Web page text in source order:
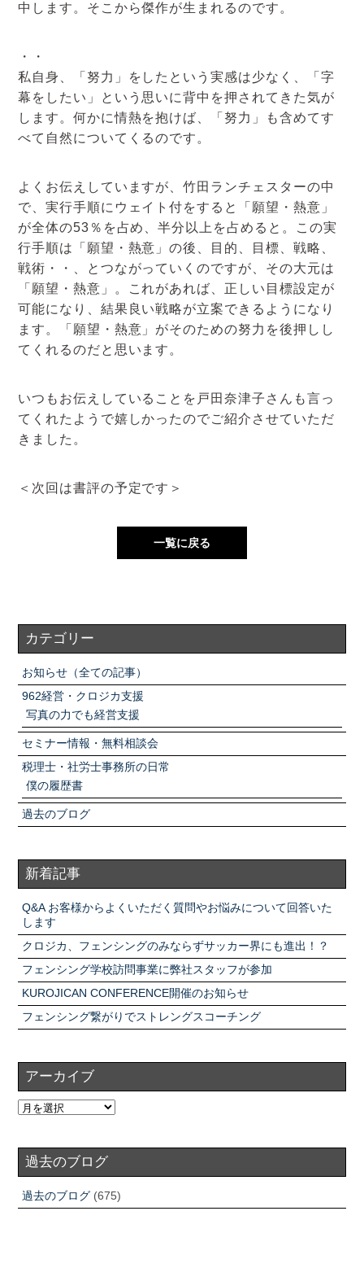
中します。そこから傑作が生まれるのです。
・・
私自身、「努力」をしたという実感は少なく、「字
幕をしたい」という思いに背中を押されてきた気が
します。何かに情熱を抱けば、「努力」も含めてす
べて自然についてくるのです。
よくお伝えしていますが、竹田ランチェスターの中
で、実行手順にウェイト付をすると「願望・熱意」
が全体の53％を占め、半分以上を占めると。この実
行手順は「願望・熱意」の後、目的、目標、戦略、
戦術・・、とつながっていくのですが、その大元は
「願望・熱意」。これがあれば、正しい目標設定が
可能になり、結果良い戦略が立案できるようになり
ます。「願望・熱意」がそのための努力を後押しし
てくれるのだと思います。
いつもお伝えしていることを戸田奈津子さんも言っ
てくれたようで嬉しかったのでご紹介させていただ
きました。
＜次回は書評の予定です＞
一覧に戻る
カテゴリー
お知らせ（全ての記事）
962経営・クロジカ支援
写真の力でも経営支援
セミナー情報・無料相談会
税理士・社労士事務所の日常
僕の履歴書
過去のブログ
新着記事
Q&A お客様からよくいただく質問やお悩みについて回答いた
します
クロジカ、フェンシングのみならずサッカー界にも進出！？
フェンシング学校訪問事業に弊社スタッフが参加
KUROJICAN CONFERENCE開催のお知らせ
フェンシング繋がりでストレングスコーチング
アーカイブ
過去のブログ
過去のブログ(675)